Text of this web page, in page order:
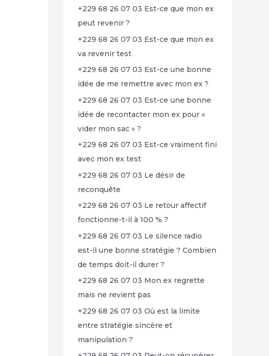
+229 68 26 07 03 Est-ce que mon ex
peut revenir ?
+229 68 26 07 03 Est-ce que mon ex
va revenir test
+229 68 26 07 03 Est-ce une bonne
idée de me remettre avec mon ex ?
+229 68 26 07 03 Est-ce une bonne
idée de recontacter mon ex pour «
vider mon sac » ?
+229 68 26 07 03 Est-ce vraiment fini
avec mon ex test
+229 68 26 07 03 Le désir de
reconquête
+229 68 26 07 03 Le retour affectif
fonctionne-t-il à 100 % ?
+229 68 26 07 03 Le silence radio
est-il une bonne stratégie ? Combien
de temps doit-il durer ?
+229 68 26 07 03 Mon ex regrette
mais ne revient pas
+229 68 26 07 03 Où est la limite
entre stratégie sincère et
manipulation ?